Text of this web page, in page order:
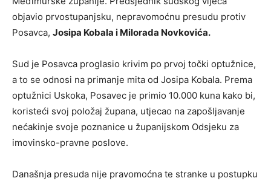
objavio prvostupanjsku, nepravomoćnu presudu protiv
Posavca, Josipa Kobala i Milorada Novkovića.
Sud je Posavca proglasio krivim po prvoj točki optužnice,
a to se odnosi na primanje mita od Josipa Kobala. Prema
optužnici Uskoka, Posavec je primio 10.000 kuna kako bi,
koristeći svoj položaj župana, utjecao na zapošljavanje
nećakinje svoje poznanice u županijskom Odsjeku za
imovinsko-pravne poslove.
Današnja presuda nije pravomoćna te stranke u postupku